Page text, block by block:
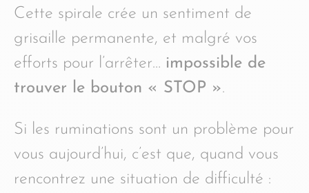
Cette spirale crée un sentiment de
grisaille permanente, et malgré vos
efforts pour l’arrêter… impossible de
trouver le bouton « STOP ».
Si les ruminations sont un problème pour
vous aujourd’hui, c’est que, quand vous
rencontrez une situation de difficulté :